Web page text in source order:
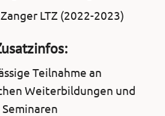
LTZ (2022-2023)
Teilnahme an
Weiterbildungen und
Seminaren